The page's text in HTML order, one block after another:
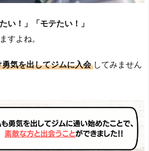
い！」「モテたい！」
すよね。
勇気を出してジムに入会してみません